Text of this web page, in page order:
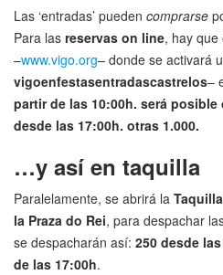
Las ‘entradas’ pueden comprarse
Para las reservas on line, hay que
–www.vigo.org– donde se activará
vigoenfestasentradascastrelos–
partir de las 10:00h. será posible
desde las 17:00h. otras 1.000.
…y así en taquilla
Paralelamente, se abrirá la
la Praza do Rei, para despachar
se despacharán así: 250 desde
de las 17:00h.